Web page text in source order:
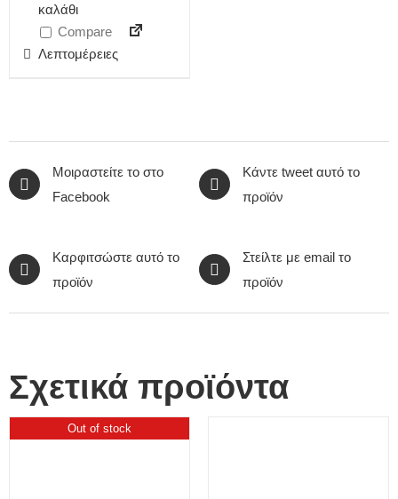
καλάθι
Compare
Λεπτομέρειες
Μοιραστείτε το στο
Facebook
Κάντε tweet αυτό το
προϊόν
Καρφιτσώστε αυτό το
προϊόν
Στείλτε με email το
προϊόν
Σχετικά προϊόντα
Out of stock